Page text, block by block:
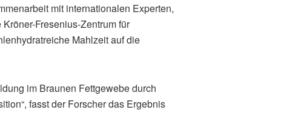
mit internationalen Experten,
Fresenius-Zentrum für
Mahlzeit auf die
im Braunen Fettgewebe durch
fasst der Forscher das Ergebnis